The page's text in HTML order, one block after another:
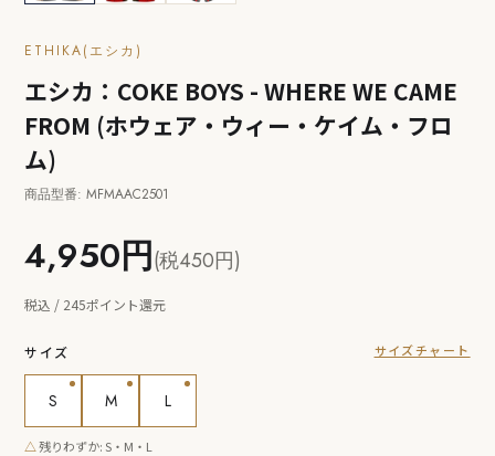
ETHIKA(エシカ)
エシカ：COKE BOYS - WHERE WE CAME
FROM (ホウェア・ウィー・ケイム・フロ
ム)
商品型番: MFMAAC2501
4,950円(税450円)
税込 / 245ポイント還元
サイズ サイズチャート
S M L
△残りわずか: S・M・L